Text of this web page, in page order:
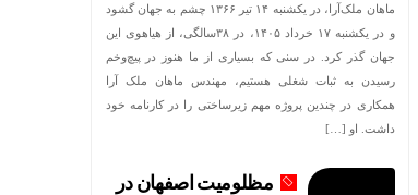
ماهان ملک‌آرا، در یکشنبه ۱۴ تیر ۱۳۶۶ چشم به جهان گشود
و در یکشنبه ۱۷ خرداد ۱۴۰۵، در ۳۸سالگی، از هیاهوی این
جهان گذر کرد. در سنی که بسیاری از ما هنوز در پیچ‌وخم
رسیدن به ثبات شغلی هستیم، مهندس ماهان ملک آرا
همکاری در چندین پروژه مهم زیرساختی را در کارنامه خود
داشت. او […]
مظلومیت اصفهان در